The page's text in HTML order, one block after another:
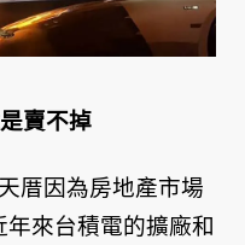
賣不掉
厝因為房地產市場
來台積電的擴廠和